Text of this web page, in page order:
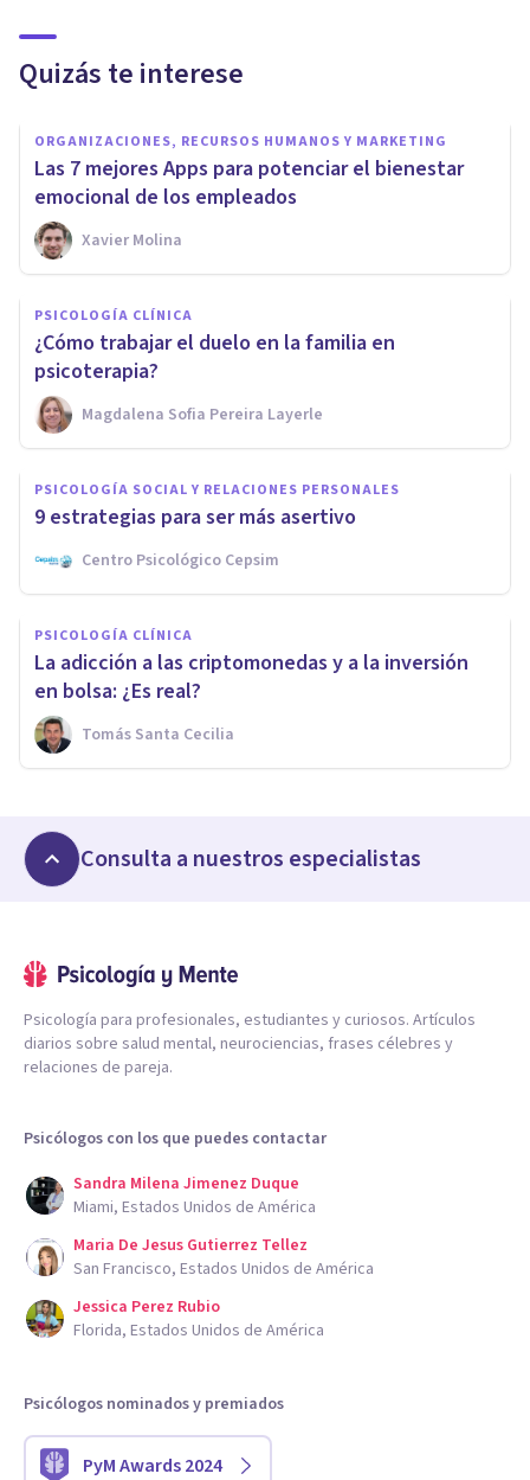
Quizás te interese
ORGANIZACIONES, RECURSOS HUMANOS Y MARKETING
Las 7 mejores Apps para potenciar el bienestar
emocional de los empleados
Xavier Molina
PSICOLOGÍA CLÍNICA
¿Cómo trabajar el duelo en la familia en
psicoterapia?
Magdalena Sofia Pereira Layerle
PSICOLOGÍA SOCIAL Y RELACIONES PERSONALES
9 estrategias para ser más asertivo
Centro Psicológico Cepsim
PSICOLOGÍA CLÍNICA
La adicción a las criptomonedas y a la inversión
en bolsa: ¿Es real?
Tomás Santa Cecilia
Consulta a nuestros especialistas
Psicología para profesionales, estudiantes y curiosos. Artículos
diarios sobre salud mental, neurociencias, frases célebres y
relaciones de pareja.
Psicólogos con los que puedes contactar
Sandra Milena Jimenez Duque
Miami, Estados Unidos de América
Maria De Jesus Gutierrez Tellez
San Francisco, Estados Unidos de América
Jessica Perez Rubio
Florida, Estados Unidos de América
Psicólogos nominados y premiados
PyM Awards 2024